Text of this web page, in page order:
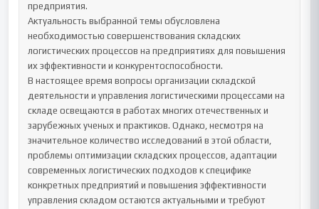
предприятия.
Актуальность выбранной темы обусловлена
необходимостью совершенствования складских
логистических процессов на предприятиях для повышения
их эффективности и конкурентоспособности.
В настоящее время вопросы организации складской
деятельности и управления логистическими процессами на
складе освещаются в работах многих отечественных и
зарубежных ученых и практиков. Однако, несмотря на
значительное количество исследований в этой области,
проблемы оптимизации складских процессов, адаптации
современных логистических подходов к специфике
конкретных предприятий и повышения эффективности
управления складом остаются актуальными и требуют